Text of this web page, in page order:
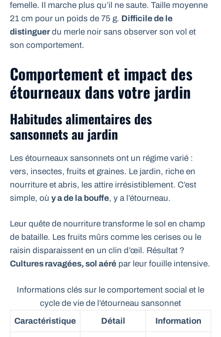
femelle. Il marche plus qu’il ne saute. Taille moyenne
21 cm pour un poids de 75 g. Difficile de le
distinguerdu merle noir sans observer son vol et
son comportement.
Comportement et impact des
étourneaux dans votre jardin
Habitudes alimentaires des
sansonnets au jardin
Les étourneaux sansonnets ont un régime varié :
vers, insectes, fruits et graines. Le jardin, riche en
nourriture et abris, les attire irrésistiblement. C’est
simple, où y a de la bouffe, y a l’étourneau.
Leur quête de nourriture transforme le sol en champ
de bataille. Les fruits mûrs comme les cerises ou le
raisin disparaissent en un clin d’œil. Résultat ?
Cultures ravagées, sol aéré par leur fouille intensive.
Informations clés sur le comportement social et le
cycle de vie de l’étourneau sansonnet
Caractéristique
Détail Information